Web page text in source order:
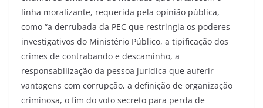
linha moralizante, requerida pela opinião pública,
como “a derrubada da PEC que restringia os poderes
investigativos do Ministério Público, a tipificação dos
crimes de contrabando e descaminho, a
responsabilização da pessoa jurídica que auferir
vantagens com corrupção, a definição de organização
criminosa, o fim do voto secreto para perda de